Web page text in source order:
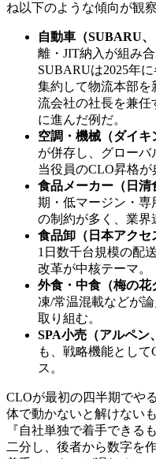
ね以下のような傾向が観察
自動車（SUBARU、
離・JIT納入が組み
SUBARUは2025年
集約して物流本部を
流会社の社長を兼
に進んだ例だ。
空調・機械（ダイキ
が併存し、グローバ
当役員のCLO昇格が
食品メーカー（日清
期・低マージン・専
の制約が多く、業界
食品卸（日本アクセ
1日数千台規模の配
改革が中核テーマ。
外食・中食（梅の花
凍/常温混載などが
取り組む。
SPA小売（アルペン
も、戦略機能とし
ス。
CLOが最初の四半期でや
体で動かないと解けない
『自社単独で着手できる
二分し、後者から数字を